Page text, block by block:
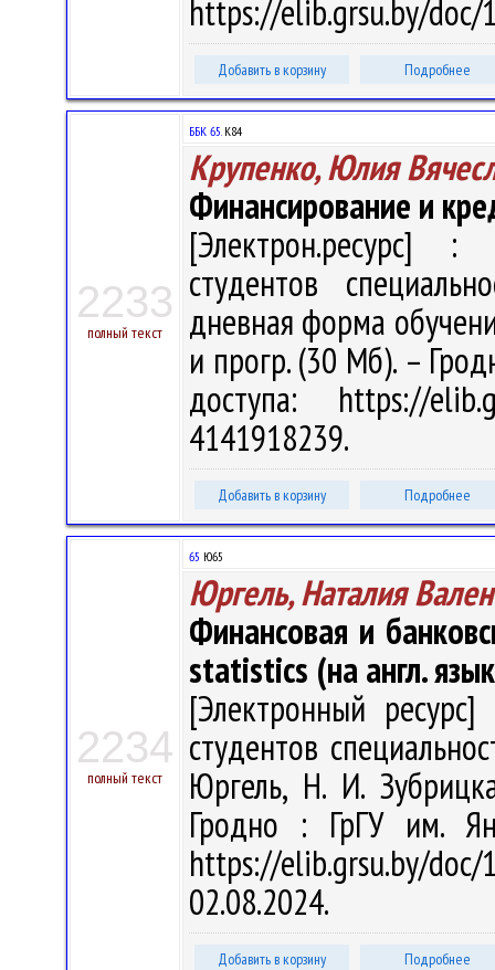
https://elib.grsu.by/doc/
Добавить в корзину Подробнее
2233
полный текст
ББК 65.К84
Крупенко, Юлия
Финансирование и
[Электрон.ресурс] :
студентов
дневная форма
и прогр. (30 Мб). –
доступа: https://
4141918239.
Добавить в корзину Подробнее
2234
полный текст
65 Ю65
Юргель, Наталия
Финансовая и
statistics (на англ.
[Электронный
студентов
Юргель, Н. И.
Гродно : ГрГУ им.
https://elib.grsu.by/
02.08.2024.
Добавить в корзину Подробнее